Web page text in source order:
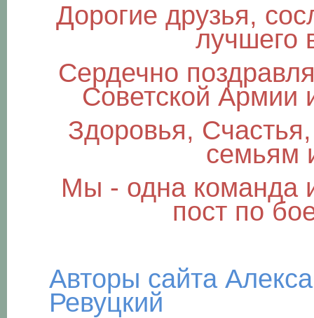
Дорогие друзья,
лучшего
Сердечно
Советской Армии
Здоровья,
семьям
Мы - одна команда
пост по
Авторы сайта
Ревуцкий